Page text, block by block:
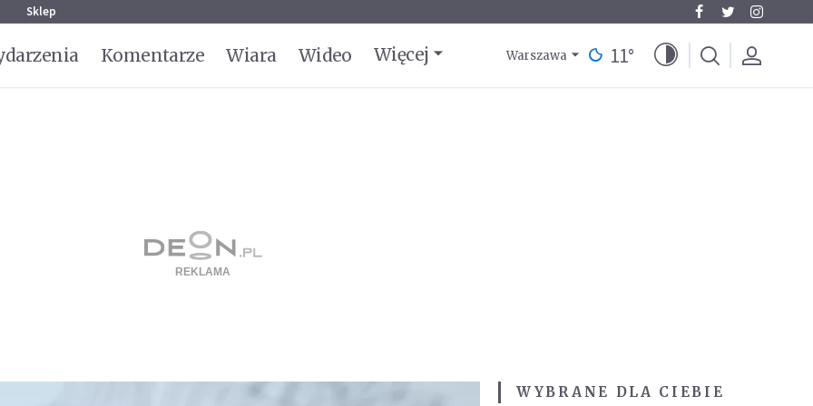
Sklep
Komentarze Wiara Wideo Więcej Warszawa 11°
WYBRANE DLA CIEBIE